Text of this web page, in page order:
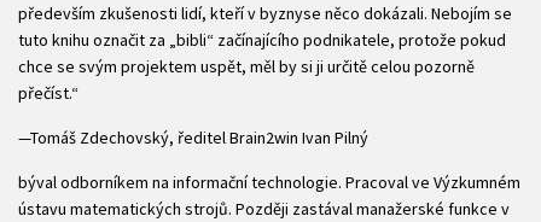
především zkušenosti lidí, kteří v byznyse něco dokázali. Nebojím se
tuto knihu označit za „bibli“ začínajícího podnikatele, protože pokud
chce se svým projektem uspět, měl by si ji určitě celou pozorně
přečíst.“
—Tomáš Zdechovský, ředitel Brain2win Ivan Pilný
býval odborníkem na informační technologie. Pracoval ve Výzkumném
ústavu matematických strojů. Později zastával manažerské funkce v